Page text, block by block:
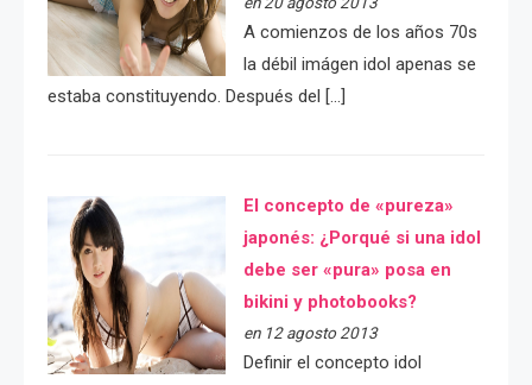
A comienzos de los años 70s
la débil imágen idol apenas se
estaba constituyendo. Después del […]
El concepto de «pureza»
japonés: ¿Porqué si una idol
debe ser «pura» posa en
bikini y photobooks?
en 12 agosto 2013
Definir el concepto idol